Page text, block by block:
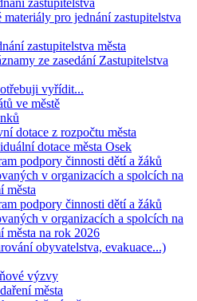
zastupitelstva
materiály pro jednání zastupitelstva
zastupitelstva města
ze zasedání Zastupitelstva
vyřídit...
ve městě
dotace z rozpočtu města
dotace města Osek
podpory činnosti dětí a žáků
v organizacích a spolcích na
města
podpory činnosti dětí a žáků
v organizacích a spolcích na
města na rok 2026
obyvatelstva, evakuace...)
výzvy
města